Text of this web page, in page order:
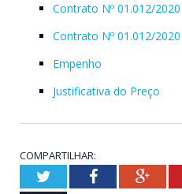
Contrato Nº 01.012/
Contrato Nº 01.012/
Empenho
Justificativa do Preço
COMPARTILHAR:
TwitterFacebook